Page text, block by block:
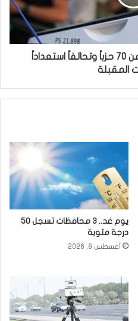
المفوضية: تسجيل أكثر من 70 حزباً وتحالفاً استعداداً
المقبلة
يوم غد.. 3 محافظات تسجل 50
درجة مئوية
أغسطس 8, 2026